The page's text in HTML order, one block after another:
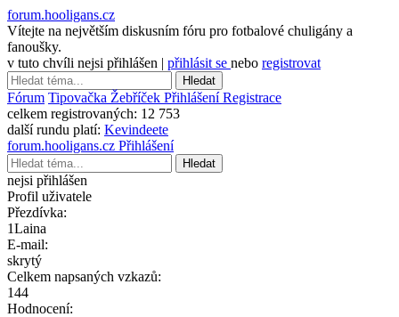
forum.hooligans.cz
Vítejte na největším diskusním fóru pro fotbalové chuligány a
fanoušky.
v tuto chvíli nejsi přihlášen | přihlásit se nebo registrovat
Hledat
Fórum Tipovačka Žebříček PřihlášeníRegistrace
celkem registrovaných: 12 753
další rundu platí: Kevindeete
forum.hooligans.cz Přihlášení
Hledat
nejsi přihlášen
Profil uživatele
Přezdívka:
1Laina
E-mail:
skrytý
Celkem napsaných vzkazů:
144
Hodnocení: